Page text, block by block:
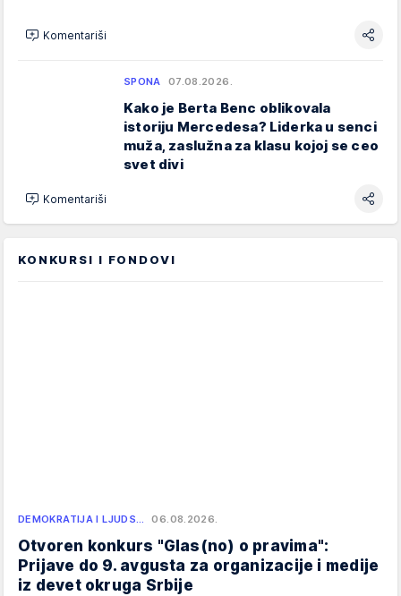
Komentariši
SPONA 07.08.2026.
Kako je Berta Benc oblikovala
istoriju Mercedesa? Liderka u senci
muža, zaslužna za klasu kojoj se ceo
svet divi
Komentariši
KONKURSI I FONDOVI
DEMOKRATIJA I LJUDS… 06.08.2026.
Otvoren konkurs "Glas(no) o pravima":
Prijave do 9. avgusta za organizacije i medije
iz devet okruga Srbije